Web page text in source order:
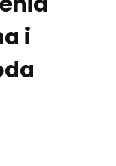
i